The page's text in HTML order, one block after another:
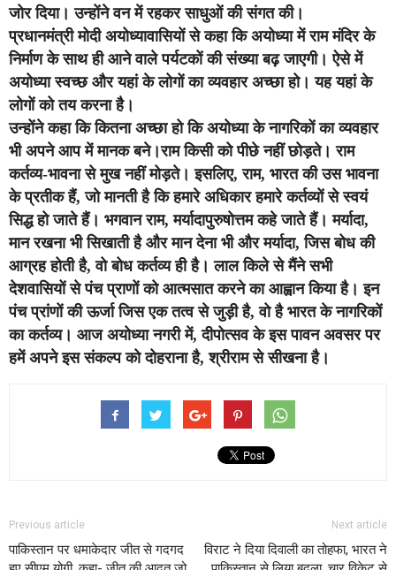
जोर दिया। उन्होंने वन में रहकर साधुओं की संगत की।
प्रधानमंत्री मोदी अयोध्यावासियों से कहा कि अयोध्या में राम मंदिर के
निर्माण के साथ ही आने वाले पर्यटकों की संख्या बढ़ जाएगी। ऐसे में
अयोध्या स्वच्छ और यहां के लोगों का व्यवहार अच्छा हो। यह यहां के
लोगों को तय करना है।
उन्होंने कहा कि कितना अच्छा हो कि अयोध्या के नागरिकों का व्यवहार
भी अपने आप में मानक बने।राम किसी को पीछे नहीं छोड़ते। राम
कर्तव्य-भावना से मुख नहीं मोड़ते। इसलिए, राम, भारत की उस भावना
के प्रतीक हैं, जो मानती है कि हमारे अधिकार हमारे कर्तव्यों से स्वयं
सिद्ध हो जाते हैं। भगवान राम, मर्यादापुरुषोत्तम कहे जाते हैं। मर्यादा,
मान रखना भी सिखाती है और मान देना भी और मर्यादा, जिस बोध की
आग्रह होती है, वो बोध कर्तव्य ही है। लाल किले से मैंने सभी
देशवासियों से पंच प्राणों को आत्मसात करने का आह्वान किया है। इन
पंच प्रांणों की ऊर्जा जिस एक तत्व से जुड़ी है, वो है भारत के नागरिकों
का कर्तव्य। आज अयोध्या नगरी में, दीपोत्सव के इस पावन अवसर पर
हमें अपने इस संकल्प को दोहराना है, श्रीराम से सीखना है।
Previous article
पाकिस्तान पर धमाकेदार जीत से गदगद
Next article
विराट ने दिया दिवाली का तोहफा, भारत ने